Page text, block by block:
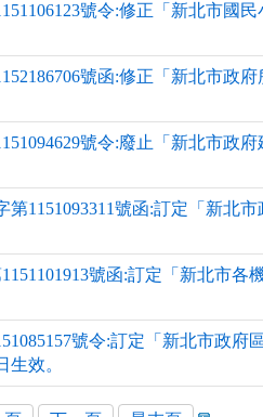
號令:修正「新北市國
號函:修正「新北市政
號令:廢止「新北市政
第1151093311號函:訂定「新北
號函:訂定「新北市各
號令:訂定「新北市政府
效。